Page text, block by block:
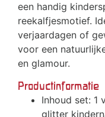
een handig
reekalfjesmotief.
verjaardagen of
voor een
en glamour.
Productinformatie
Inhoud set: 1
glitter